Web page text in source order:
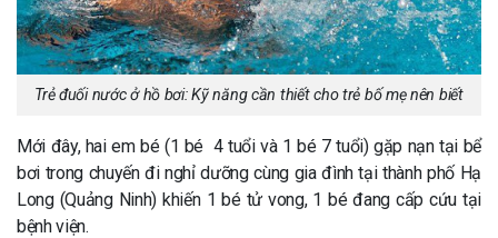
Trẻ đuối nước ở hồ bơi: Kỹ năng cần thiết cho trẻ bố mẹ nên biết
Mới đây, hai em bé (1 bé 4 tuổi và 1 bé 7 tuổi) gặp nạn tại bể
bơi trong chuyến đi nghỉ dưỡng cùng gia đình tại thành phố Hạ
Long (Quảng Ninh) khiến 1 bé tử vong, 1 bé đang cấp cứu tại
bệnh viện.